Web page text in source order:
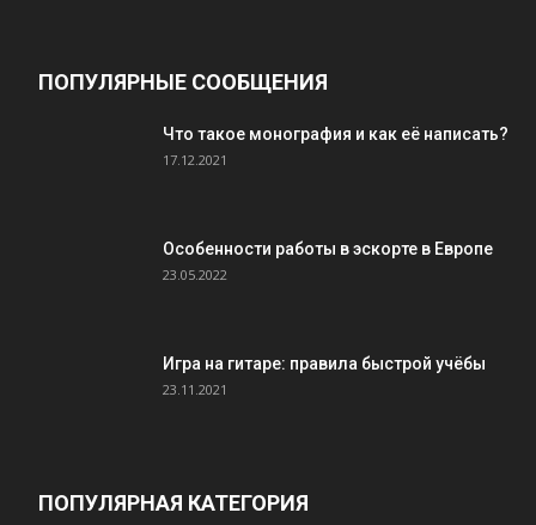
ПОПУЛЯРНЫЕ СООБЩЕНИЯ
Что такое монография и как её написать?
17.12.2021
Особенности работы в эскорте в Европе
23.05.2022
Игра на гитаре: правила быстрой учёбы
23.11.2021
ПОПУЛЯРНАЯ КАТЕГОРИЯ